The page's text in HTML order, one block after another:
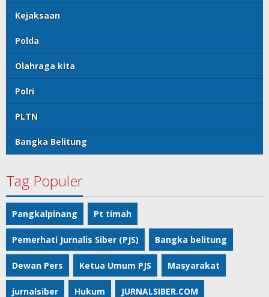
Kejaksaan
Polda
Olahraga kita
Polri
PLTN
Bangka Belitung
Tag Populer
Pangkalpinang Pt timah
Pemerhati Jurnalis Siber (PJS) Bangka belitung
Dewan Pers Ketua Umum PJS Masyarakat
jurnalsiber Hukum JURNALSIBER.COM